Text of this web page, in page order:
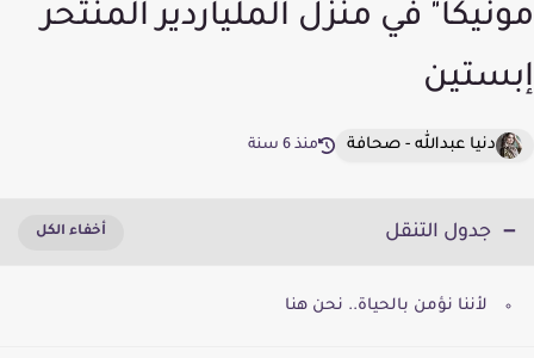
مونيكا" في منزل الملياردير المنتحر
إبستين
دنيا عبدالله - صحافة منذ 6 سنة
جدول التنقل
لأننا نؤمن بالحياة.. نحن هنا